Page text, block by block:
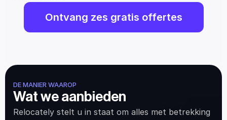
Ontvang zes gratis offertes
DE MANIER WAAROP
Wat we aanbieden
Relocately stelt u in staat om alles met betrekking